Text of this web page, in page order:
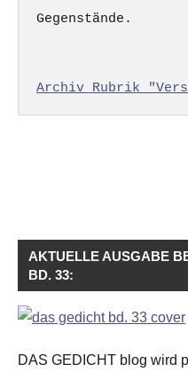
Gegenstände.
Archiv Rubrik "Vers
AKTUELLE AUSGABE
BD. 33:
DAS GEDICHT blog wird